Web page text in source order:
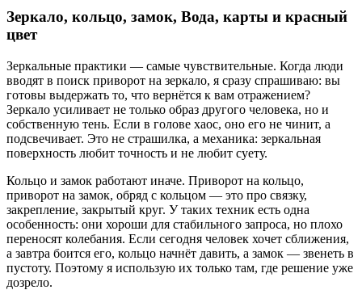
Зеркало, кольцо, замок, Вода, карты и красный
цвет
Зеркальные практики — самые чувствительные. Когда люди
вводят в поиск приворот на зеркало, я сразу спрашиваю: вы
готовы выдержать то, что вернётся к вам отражением?
Зеркало усиливает не только образ другого человека, но и
собственную тень. Если в голове хаос, оно его не чинит, а
подсвечивает. Это не страшилка, а механика: зеркальная
поверхность любит точность и не любит суету.
Кольцо и замок работают иначе. Приворот на кольцо,
приворот на замок, обряд с кольцом — это про связку,
закрепление, закрытый круг. У таких техник есть одна
особенность: они хороши для стабильного запроса, но плохо
переносят колебания. Если сегодня человек хочет сближения,
а завтра боится его, кольцо начнёт давить, а замок — звенеть в
пустоту. Поэтому я использую их только там, где решение уже
дозрело.